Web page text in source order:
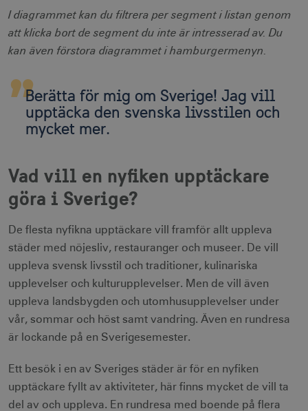
I diagrammet kan du filtrera per segment i listan genom
att klicka bort de segment du inte är intresserad av. Du
kan även förstora diagrammet i hamburgermenyn.
Berätta för mig om Sverige! Jag vill
upptäcka den svenska livsstilen och
mycket mer.
Vad vill en nyfiken upptäckare
göra i Sverige?
De flesta nyfikna upptäckare vill framför allt uppleva
städer med nöjesliv, restauranger och museer. De vill
uppleva svensk livsstil och traditioner, kulinariska
upplevelser och kulturupplevelser. Men de vill även
uppleva landsbygden och utomhusupplevelser under
vår, sommar och höst samt vandring. Även en rundresa
är lockande på en Sverigesemester.
Ett besök i en av Sveriges städer är för en nyfiken
upptäckare fyllt av aktiviteter, här finns mycket de vill ta
del av och uppleva. En rundresa med boende på flera